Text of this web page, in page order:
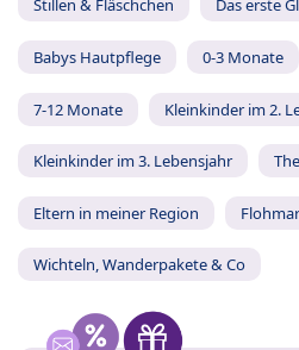
Stillen & Fläschchen Das erste
Babys Hautpflege 0-3 Monate
7-12 Monate Kleinkinder im 2.
Kleinkinder im 3. Lebensjahr
Eltern in meiner Region
Wichteln, Wanderpakete & Co